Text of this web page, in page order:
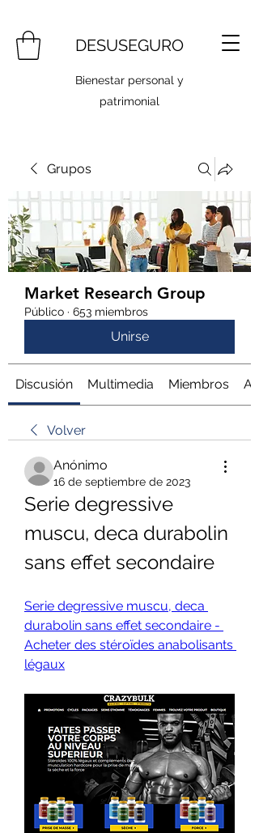
DESUSEGURO
Bienestar personal y
patrimonial
Grupos
Market Research Group
Público · 653 miembros
Unirse
Discusión Multimedia Miembros
Volver
Anónimo
16 de septiembre de 2023
Serie degressive
muscu, deca durabolin
sans effet secondaire
Serie degressive muscu, deca
durabolin sans effet secondaire -
Acheter des stéroïdes anabolisants
légaux